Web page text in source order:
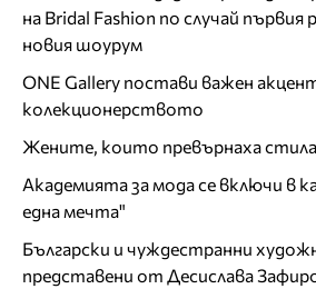
на Bridal Fashion по случай първия
новия шоурум
ONE Gallery постави важен
колекционерството
Жените, които превърнаха
Академията за мода се включи в
една мечта"
Български и чуждестранни
представени от Десислава